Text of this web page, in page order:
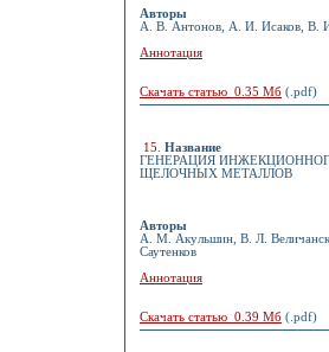
Авторы
А. В. Антонов, А. И. Исаков, В.
Аннотация
Скачать статью 0.35 Мб (.pdf)
15
Название
ГЕНЕРАЦИЯ
ЩЕЛОЧНЫХ МЕТАЛЛОВ
Авторы
А. М. Акульшин, В. Л.
Саутенков
Аннотация
Скачать статью 0.39 Мб (.pdf)